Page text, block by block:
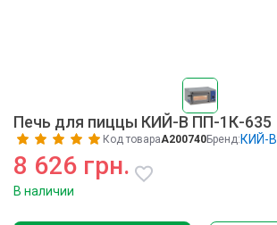
Печь для пиццы КИЙ-В ПП-1К-635
Код товараA200740Бренд:КИЙ-В
8 626 грн.
В наличии